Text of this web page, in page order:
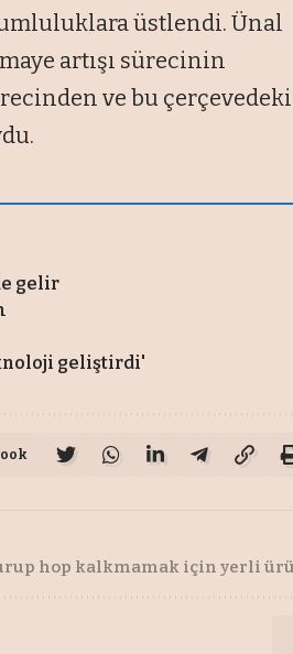
üstlendi. Ünal
artışı sürecinin
ve bu çerçevedeki
gelir
geliştirdi'
hop kalkmamak için yerli